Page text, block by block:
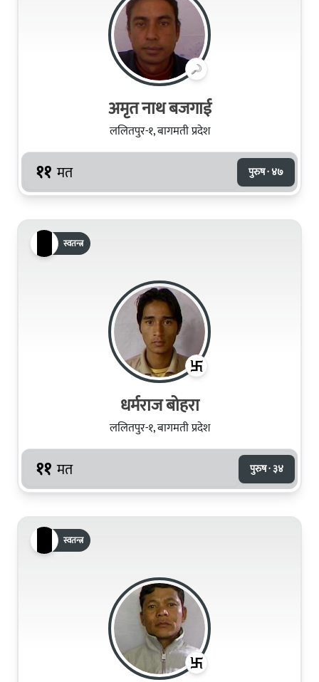
अमृत नाथ बजगाई
ललितपुर-१, बागमती प्रदेश
११ मत पुरुष · ४७
स्वतन्त्र
धर्मराज बोहरा
ललितपुर-१, बागमती प्रदेश
११ मत पुरुष · ३४
स्वतन्त्र